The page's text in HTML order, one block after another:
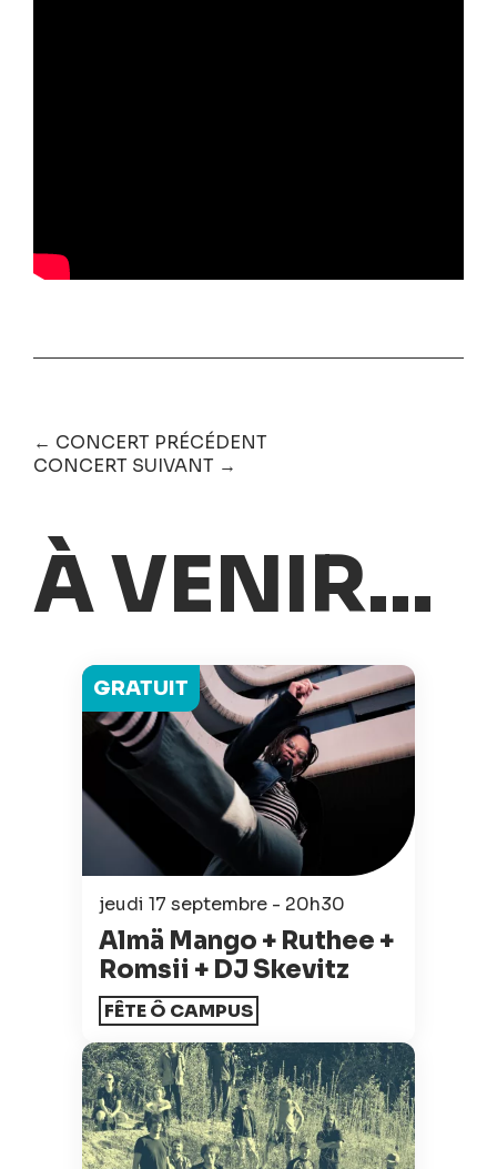
← CONCERT PRÉCÉDENT
CONCERT SUIVANT →
À VENIR...
jeudi 17 septembre - 20h30
Almä Mango + Ruthee +
Romsii + DJ Skevitz
FÊTE Ô CAMPUS
GRATUIT